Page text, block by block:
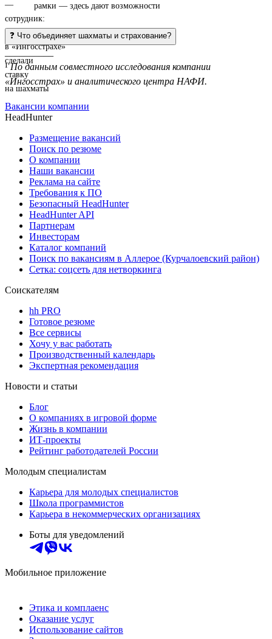
рамки — здесь дают возможности
❓ Что объединяет шахматы и страхование?
__________
¹По данным совместного исследования компании
«Ингосстрах» и аналитического центра НАФИ.
Вакансии компании
HeadHunter
Размещение вакансий
Поиск по резюме
О компании
Наши вакансии
Реклама на сайте
Требования к ПО
Безопасный HeadHunter
HeadHunter API
Партнерам
Инвесторам
Каталог компаний
Поиск по вакансиям в Аллерое (Курчалоевский район)
Сетка: соцсеть для нетворкинга
Соискателям
hh PRO
Готовое резюме
Все сервисы
Хочу у вас работать
Производственный календарь
Экспертная рекомендация
Новости и статьи
Блог
О компаниях в игровой форме
Жизнь в компании
ИТ-проекты
Рейтинг работодателей России
Молодым специалистам
Карьера для молодых специалистов
Школа программистов
Карьера в некоммерческих организациях
Боты для уведомлений
Мобильное приложение
Этика и комплаенс
Оказание услуг
Использование сайтов